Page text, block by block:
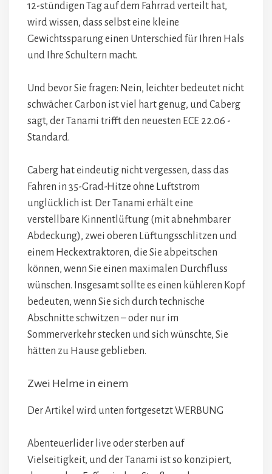
12-stündigen Tag auf dem Fahrrad verteilt hat,
wird wissen, dass selbst eine kleine
Gewichtssparung einen Unterschied für Ihren Hals
und Ihre Schultern macht.
Und bevor Sie fragen: Nein, leichter bedeutet nicht
schwächer. Carbon ist viel hart genug, und Caberg
sagt, der Tanami trifft den neuesten ECE 22.06 -
Standard.
Caberg hat eindeutig nicht vergessen, dass das
Fahren in 35-Grad-Hitze ohne Luftstrom
unglücklich ist. Der Tanami erhält eine
verstellbare Kinnentlüftung (mit abnehmbarer
Abdeckung), zwei oberen Lüftungsschlitzen und
einem Heckextraktoren, die Sie abpeitschen
können, wenn Sie einen maximalen Durchfluss
wünschen. Insgesamt sollte es einen kühleren Kopf
bedeuten, wenn Sie sich durch technische
Abschnitte schwitzen – oder nur im
Sommerverkehr stecken und sich wünschte, Sie
hätten zu Hause geblieben.
Zwei Helme in einem
Der Artikel wird unten fortgesetztWERBUNG
Abenteuerlider live oder sterben auf
Vielseitigkeit, und der Tanami ist so konzipiert,